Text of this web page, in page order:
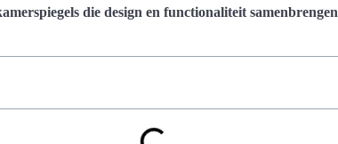
die design en functionaliteit samenbrengen